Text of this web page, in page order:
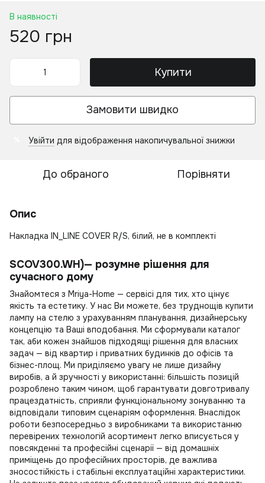
В наявності
520 грн
Купити
Замовити швидко
Увійти для відображення накопичувальної знижки
До обраного Порівняти
Опис
Накладка IN_LINE COVER R/S, білий, не в комплекті
SCOV300.WH)— розумне рішення для
сучасного дому
Знайомтеся з Mriya-Home — сервісі для тих, хто цінує
якість та естетику. У нас Ви можете, без труднощів купити
лампу на стелю з урахуванням планування, дизайнерську
концепцію та Ваші вподобання. Ми сформували каталог
так, аби кожен знайшов підходящі рішення для власних
задач — від квартир і приватних будинків до офісів та
бізнес-площ. Ми приділяємо увагу не лише дизайну
виробів, а й зручності у використанні: більшість позицій
розроблено таким чином, щоб гарантувати довготривалу
працездатність, сприяли функціональному зонуванню та
відповідали типовим сценаріям оформлення. Внаслідок
роботи безпосередньо з виробниками та використанню
перевірених технологій асортимент легко вписується у
повсякденні та професійні сценарії — від домашніх
приміщень до професійних просторів, де важлива
зносостійкість і стабільні експлуатаційні характеристики.